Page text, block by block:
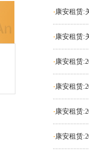
·康安租赁:
·康安租赁:
·康安租赁
·康安租赁
·康安租赁
·康安租赁